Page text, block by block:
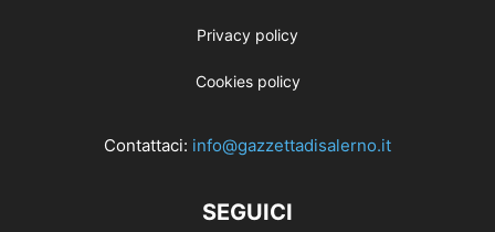
Privacy policy
Cookies policy
Contattaci: info@gazzettadisalerno.it
SEGUICI